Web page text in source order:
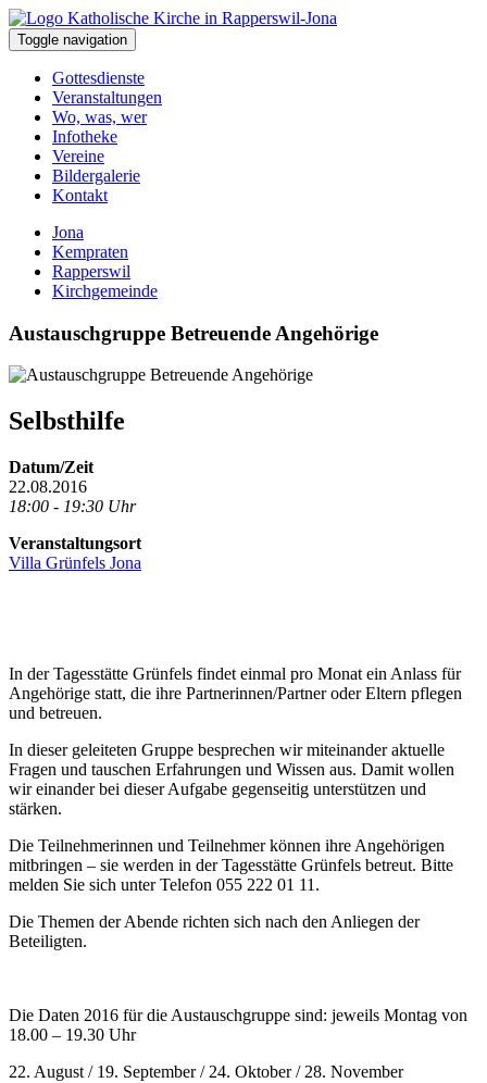
Toggle navigation
Gottesdienste
Veranstaltungen
Wo, was, wer
Infotheke
Vereine
Bildergalerie
Kontakt
Jona
Kempraten
Rapperswil
Kirchgemeinde
Austauschgruppe Betreuende Angehörige
Selbsthilfe
Datum/Zeit
22.08.2016
18:00 - 19:30 Uhr
Veranstaltungsort
Villa Grünfels Jona
In der Tagesstätte Grünfels findet einmal pro Monat ein Anlass für
Angehörige statt, die ihre Partnerinnen/Partner oder Eltern pflegen
und betreuen.
In dieser geleiteten Gruppe besprechen wir miteinander aktuelle
Fragen und tauschen Erfahrungen und Wissen aus. Damit wollen
wir einander bei dieser Aufgabe gegenseitig unterstützen und
stärken.
Die Teilnehmerinnen und Teilnehmer können ihre Angehörigen
mitbringen – sie werden in der Tagesstätte Grünfels betreut. Bitte
melden Sie sich unter Telefon 055 222 01 11.
Die Themen der Abende richten sich nach den Anliegen der
Beteiligten.
Die Daten 2016 für die Austauschgruppe sind: jeweils Montag von
18.00 – 19.30 Uhr
22. August / 19. September / 24. Oktober / 28. November